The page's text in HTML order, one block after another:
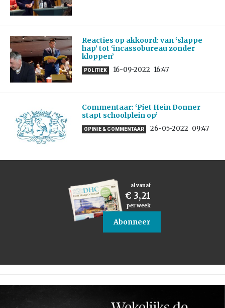
Reacties op akkoord: van ‘slappe
hap’ tot ‘incassobureau zonder
kloppen’
POLITIEK 16-09-2022 16:47
Commentaar: ‘Piet Hein Donner
stapt schoolplein op’
OPINIE & COMMENTAAR 26-05-2022 09:47
al vanaf
€ 3,21
per week
Abonneer